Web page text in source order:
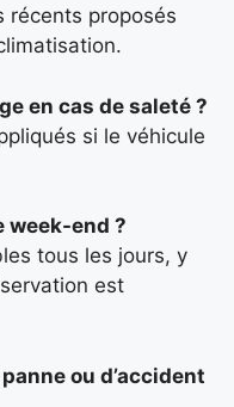
récents proposés
en cas de saleté ?
si le véhicule
week-end ?
tous les jours, y
est
ou d’accident